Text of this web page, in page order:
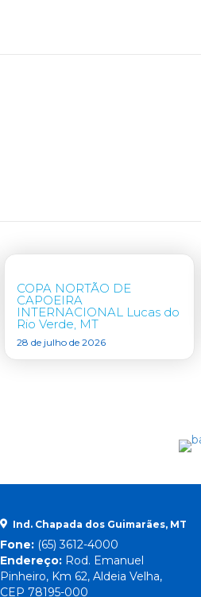
COPA NORTÃO DE
CAPOEIRA
INTERNACIONAL Lucas do
Rio Verde, MT
28 de julho de 2026
Ind. Chapada dos Guimarães, MT
Fone: (65) 3612-4000
Endereço: Rod. Emanuel
Pinheiro, Km 62, Aldeia Velha,
CEP 78195-000